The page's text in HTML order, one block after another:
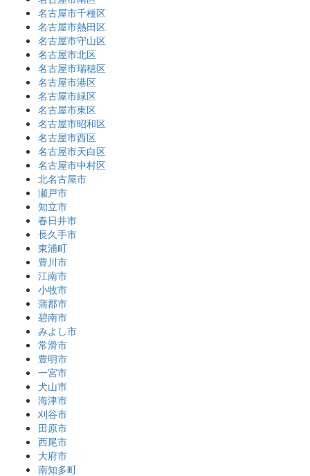
名古屋市千種区
名古屋市熱田区
名古屋市守山区
名古屋市北区
名古屋市瑞穂区
名古屋市港区
名古屋市緑区
名古屋市東区
名古屋市昭和区
名古屋市西区
名古屋市天白区
名古屋市中村区
北名古屋市
瀬戸市
知立市
春日井市
長久手市
東浦町
豊川市
江南市
小牧市
蒲郡市
碧南市
みよし市
常滑市
豊明市
一宮市
犬山市
海津市
刈谷市
田原市
西尾市
大府市
南知多町